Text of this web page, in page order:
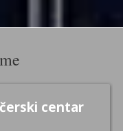
centar